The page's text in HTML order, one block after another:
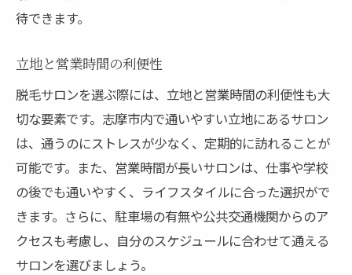
待できます。
立地と営業時間の利便性
脱毛サロンを選ぶ際には、立地と営業時間の利便性も大
切な要素です。志摩市内で通いやすい立地にあるサロン
は、通うのにストレスが少なく、定期的に訪れることが
可能です。また、営業時間が長いサロンは、仕事や学校
の後でも通いやすく、ライフスタイルに合った選択がで
きます。さらに、駐車場の有無や公共交通機関からのア
クセスも考慮し、自分のスケジュールに合わせて通える
サロンを選びましょう。